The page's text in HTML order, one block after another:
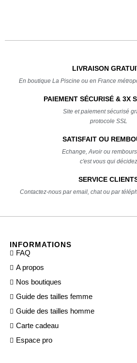
LIVRAISON
En boutique La Piscine ou en France
PAIEMENT SÉCURISÉ & 3X
Site et paiement sécurisé
protocole SSL
SATISFAIT OU
Echange, Avoir ou
c'est vous qui décidez
SERVICE
Contactez-nous par email, chat ou par
INFORMATIONS
FAQ
A propos
Nos boutiques
Guide des tailles femme
Guide des tailles homme
Carte cadeau
Espace pro